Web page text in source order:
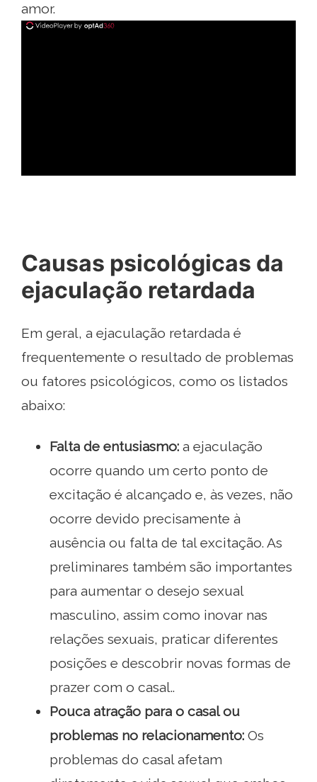
amor.
Causas psicológicas da
ejaculação retardada
Em geral, a ejaculação retardada é
frequentemente o resultado de problemas
ou fatores psicológicos, como os listados
abaixo:
Falta de entusiasmo: a ejaculação
ocorre quando um certo ponto de
excitação é alcançado e, às vezes, não
ocorre devido precisamente à
ausência ou falta de tal excitação. As
preliminares também são importantes
para aumentar o desejo sexual
masculino, assim como inovar nas
relações sexuais, praticar diferentes
posições e descobrir novas formas de
prazer com o casal..
Pouca atração para o casal ou
problemas no relacionamento: Os
problemas do casal afetam